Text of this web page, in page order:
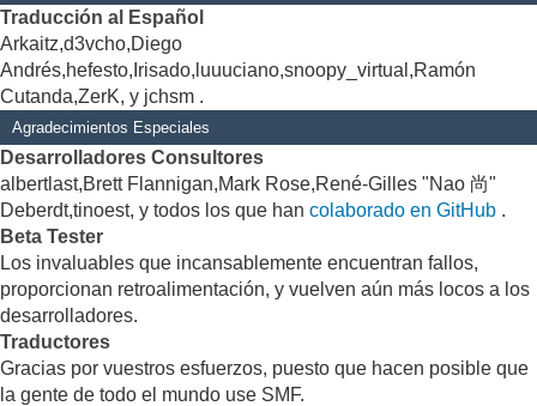
Traducción al Español
Arkaitz,d3vcho,Diego
Andrés,hefesto,Irisado,luuuciano,snoopy_virtual,Ramón
Cutanda,ZerK, y jchsm .
Agradecimientos Especiales
Desarrolladores Consultores
albertlast,Brett Flannigan,Mark Rose,René-Gilles "Nao 尚"
Deberdt,tinoest, y todos los que han colaborado en GitHub .
Beta Tester
Los invaluables que incansablemente encuentran fallos,
proporcionan retroalimentación, y vuelven aún más locos a los
desarrolladores.
Traductores
Gracias por vuestros esfuerzos, puesto que hacen posible que
la gente de todo el mundo use SMF.